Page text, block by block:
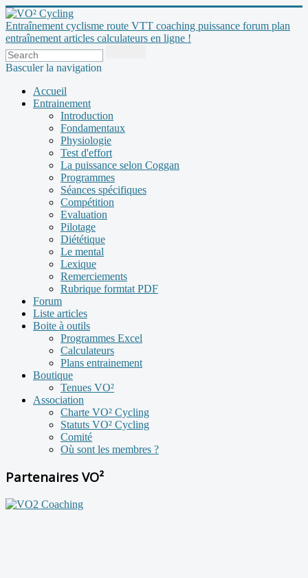
Entraînement cyclisme route VTT coaching puissance forum plan
entraînement articles calculateurs en ligne !
Basculer la navigation
Accueil
Entrainement
Introduction
Fondamentaux
Physiologie
Test d'effort
La puissance selon Coggan
Programmes
Séances spécifiques
Compétition
Evaluation
Pilotage
Diététique
Le mental
Lexique
Remerciements
Rubrique formtat PDF
Forum
Liste articles
Boite à outils
Programmes Excel
Calculateurs
Plans entrainement
Boutique
Tenues VO²
Association
Charte VO² Cycling
Statuts VO² Cycling
Comité
Où sont les membres ?
Partenaires VO²